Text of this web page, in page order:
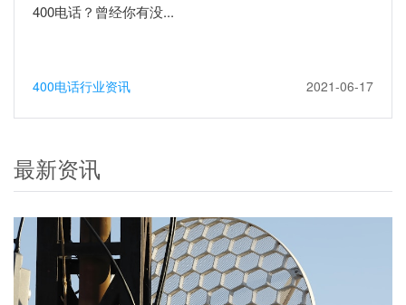
400电话？曾经你有没...
400电话行业资讯 2021-06-17
最新资讯